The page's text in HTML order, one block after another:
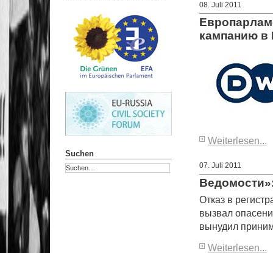
08. Juli 2011
кампанию в
Weiterlesen...
07. Juli 2011
Отказ в
вызвал
вынудил
Weiterlesen...
Suchen